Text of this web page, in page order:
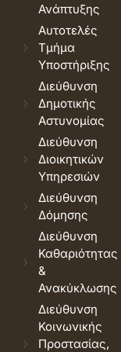
Ανάπτυξης
Αυτοτελές
Τμήμα
Υποστήριξης
Διεύθυνση
Δημοτικής
Αστυνομίας
Διεύθυνση
Διοικητικών
Υπηρεσιών
Διεύθυνση
Δόμησης
Διεύθυνση
Καθαριότητας
&
Ανακύκλωσης
Διεύθυνση
Κοινωνικής
Προστασίας,